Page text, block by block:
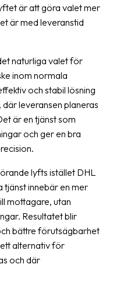
är att göra valet mer
är med leveranstid
naturliga valet för
inom normala
och stabil lösning
leveransen planeras
är en tjänst som
och ger en bra
lyfts istället DHL
tjänst innebär en mer
mottagare, utan
Resultatet blir
bättre förutsägbarhet
alternativ för
och där